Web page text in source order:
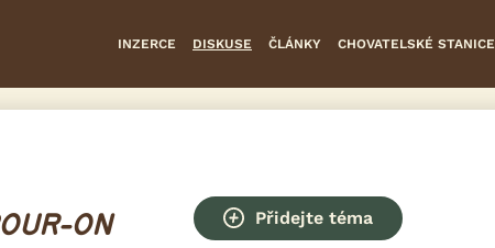
INZERCE DISKUSE ČLÁNKY CHOVATELSKÉ STANICE
ON Přidejte téma